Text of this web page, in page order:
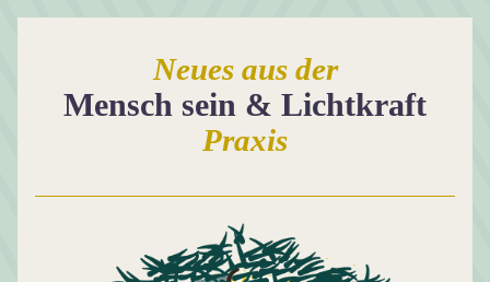
Neues aus der
Mensch sein & Lichtkraft
Praxis